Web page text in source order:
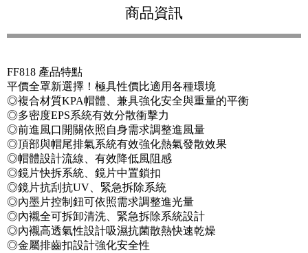
商品資訊
FF818 產品特點
平價全罩新選擇！極具性價比適用各種環境
◎複合材質KPA帽體、兼具強化安全與重量的平衡
◎多密度EPS系統有效分散衝擊力
◎前進風口開關依照自身需求調整進風量
◎頂部與帽尾排氣系統有效強化熱氣發散效果
◎帽體設計流線、有效降低風阻感
◎鏡片快拆系統、鏡片中置鎖扣
◎鏡片抗刮抗UV、緊急拆除系統
◎內墨片控制鈕可依照需求調整進光量
◎內襯全可拆卸清洗、緊急拆除系統設計
◎內襯高透氣性設計吸濕抗菌散熱快速乾燥
◎金屬排齒扣設計強化安全性